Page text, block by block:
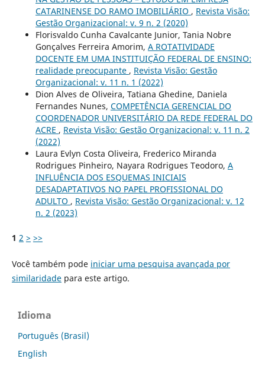
CATARINENSE DO RAMO IMOBILIÁRIO , Revista Visão:
Gestão Organizacional: v. 9 n. 2 (2020)
Florisvaldo Cunha Cavalcante Junior, Tania Nobre
Gonçalves Ferreira Amorim, A ROTATIVIDADE
DOCENTE EM UMA INSTITUIÇÃO FEDERAL DE ENSINO:
realidade preocupante , Revista Visão: Gestão
Organizacional: v. 11 n. 1 (2022)
Dion Alves de Oliveira, Tatiana Ghedine, Daniela
Fernandes Nunes, COMPETÊNCIA GERENCIAL DO
COORDENADOR UNIVERSITÁRIO DA REDE FEDERAL DO
ACRE , Revista Visão: Gestão Organizacional: v. 11 n. 2
(2022)
Laura Evlyn Costa Oliveira, Frederico Miranda
Rodrigues Pinheiro, Nayara Rodrigues Teodoro, A
INFLUÊNCIA DOS ESQUEMAS INICIAIS
DESADAPTATIVOS NO PAPEL PROFISSIONAL DO
ADULTO , Revista Visão: Gestão Organizacional: v. 12
n. 2 (2023)
1 2 > >>
Você também pode iniciar uma pesquisa avançada por
similaridadepara este artigo.
Idioma
Português (Brasil)
English